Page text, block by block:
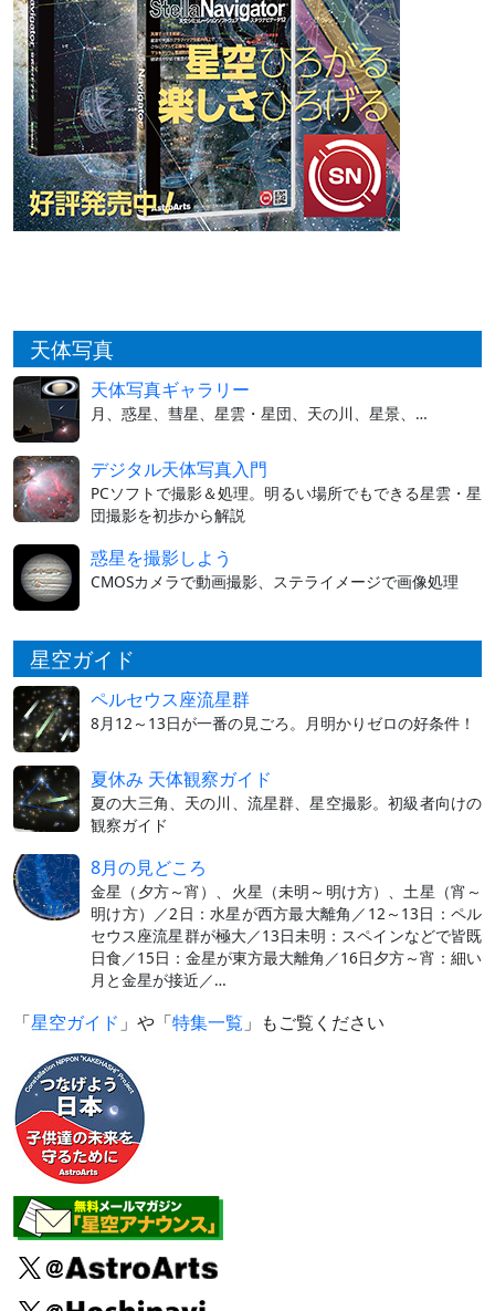
天体写真
天体写真ギャラリー
月、惑星、彗星、星雲・星団、天の川、星景、…
デジタル天体写真入門
PCソフトで撮影＆処理。明るい場所でもできる星雲・星
団撮影を初歩から解説
惑星を撮影しよう
CMOSカメラで動画撮影、ステライメージで画像処理
星空ガイド
ペルセウス座流星群
8月12～13日が一番の見ごろ。月明かりゼロの好条件！
夏休み 天体観察ガイド
夏の大三角、天の川、流星群、星空撮影。初級者向けの
観察ガイド
8月の見どころ
金星（夕方～宵）、火星（未明～明け方）、土星（宵～
明け方）／2日：水星が西方最大離角／12～13日：ペル
セウス座流星群が極大／13日未明：スペインなどで皆既
日食／15日：金星が東方最大離角／16日夕方～宵：細い
月と金星が接近／…
「星空ガイド 」や「特集一覧 」もご覧ください